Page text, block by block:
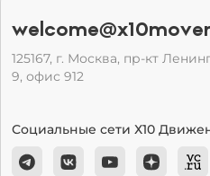
125167, г. Москва, пр-кт
9, офис 912
Социальные сети Х10